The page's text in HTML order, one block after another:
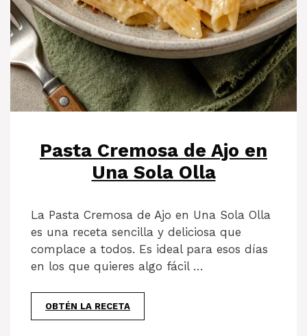
Pasta Cremosa de Ajo en
Una Sola Olla
La Pasta Cremosa de Ajo en Una Sola Olla
es una receta sencilla y deliciosa que
complace a todos. Es ideal para esos días
en los que quieres algo fácil …
OBTÉN LA RECETA